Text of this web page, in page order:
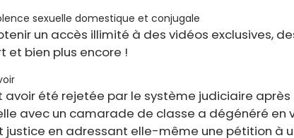
sexuelle domestique et conjugale
un accès illimité à des vidéos exclusives,
et bien plus encore !
avoir été rejetée par le système judiciaire après
avec un camarade de classe a dégénéré en
en adressant elle-même une pétition à